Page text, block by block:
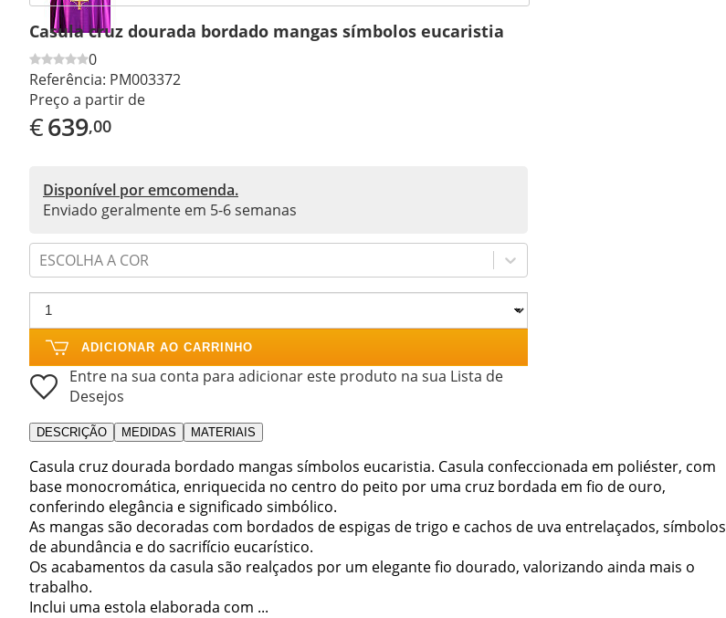
Casula cruz dourada bordado mangas símbolos eucaristia
0
Referência: PM003372
Preço a partir de
€639,00
Disponível por emcomenda.
Enviado geralmente em 5-6 semanas
ESCOLHA A COR
ADICIONAR AO CARRINHO
Entre na sua conta para adicionar este produto na sua Lista de
Desejos
DESCRIÇÃO MEDIDAS MATERIAIS
Casula cruz dourada bordado mangas símbolos eucaristia. Casula confeccionada em poliéster, com
base monocromática, enriquecida no centro do peito por uma cruz bordada em fio de ouro,
conferindo elegância e significado simbólico.
As mangas são decoradas com bordados de espigas de trigo e cachos de uva entrelaçados, símbolos
de abundância e do sacrifício eucarístico.
Os acabamentos da casula são realçados por um elegante fio dourado, valorizando ainda mais o
trabalho.
Inclui uma estola elaborada com ...